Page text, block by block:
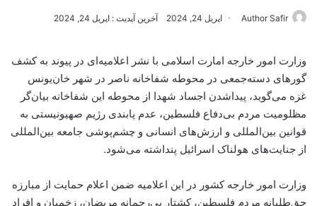
Author Safir اپریل 24, 2024 آخرین آپدیت : اپریل 24, 2024
وزارت امور خارجه امارت اسلامی با نشر اعلامیه‌ای در پیوند به کشف
گورهای دسته‌جمعی در محوطه شفاخانه ناصر در شهر خان‌یونس
غزه می‌گوید، پیداشدن اجساد شهدا از محوطه این شفاخانه بیان‌گر
مظلومیت مردم بی‌دفاع فلسطین، عدم پابندی رژیم صهیونیستی به
‌قوانین بین‌المللی و ارزش‌های انسانی و چشم‌پوشی جامعه بین‌‌المللی
از جنایت‌های هولناک اسرائیل پنداشته‌ می‌شود.
وزارت امور خارجه کشور در این اعلامیه ضمن اعلام حمایت از مبارزه
حق‌طلبانه مردم فلسطین، کشتار بی‌رحمانه مریضان، زخمیان و افراد